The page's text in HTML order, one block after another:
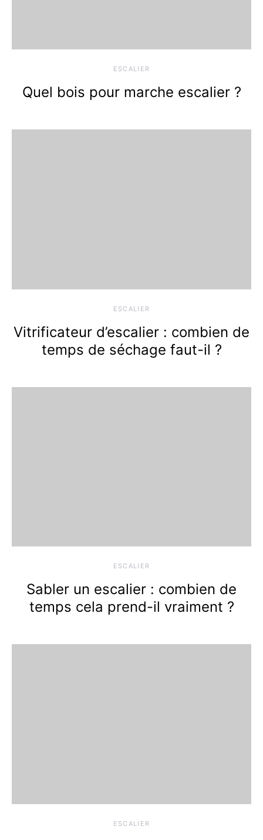
ESCALIER
Quel bois pour marche escalier ?
ESCALIER
Vitrificateur d’escalier : combien de
temps de séchage faut-il ?
ESCALIER
Sabler un escalier : combien de
temps cela prend-il vraiment ?
ESCALIER